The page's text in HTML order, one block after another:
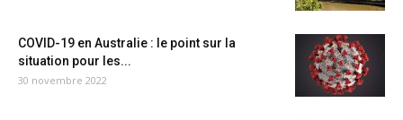
COVID-19 en Australie : le point sur la
situation pour les...
30 novembre 2022